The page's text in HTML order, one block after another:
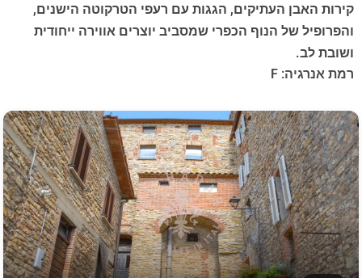
קירות האבן העתיקים, הגגות עם רעפי הטרקוטה הישנים,
והפרופיל של הנוף הכפרי שמסביב יוצרים אווירה ייחודית
ושובת לב.
רמת אנרגיה: F